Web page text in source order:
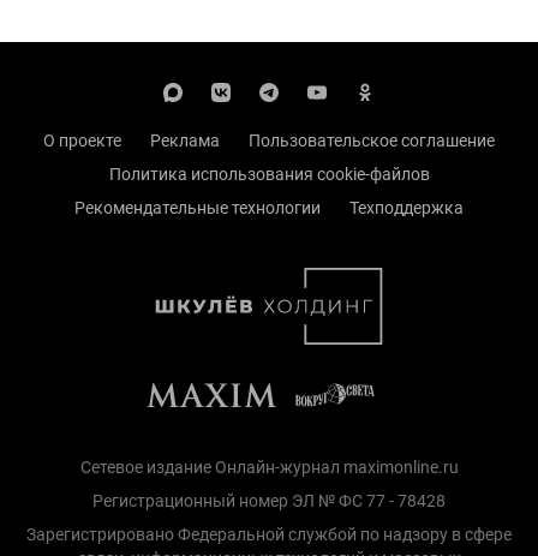
О проекте Реклама
Пользовательское соглашение
Политика использования cookie-файлов
Рекомендательные технологии
Техподдержка
Сетевое издание Онлайн-журнал maximonline.ru
Регистрационный номер ЭЛ № ФС 77 - 78428
Зарегистрировано Федеральной службой по надзору в сфере